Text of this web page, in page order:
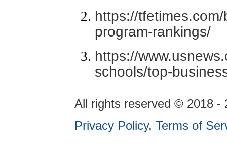
https://
program-rankings/
https://
schools/top-
All rights reserved © 2018 -
Privacy Policy, Terms of